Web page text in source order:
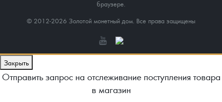
браузере.
© 2012-2026 Золотой монетный дом. Все права защищены
Закрыть
Отправить запрос на отслеживание поступления товара
в магазин